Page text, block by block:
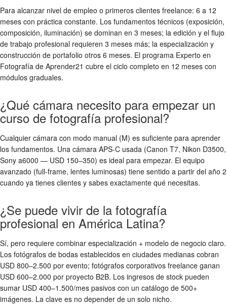
Para alcanzar nivel de empleo o primeros clientes freelance: 6 a 12
meses con práctica constante. Los fundamentos técnicos (exposición,
composición, iluminación) se dominan en 3 meses; la edición y el flujo
de trabajo profesional requieren 3 meses más; la especialización y
construcción de portafolio otros 6 meses. El programa Experto en
Fotografía de Aprender21 cubre el ciclo completo en 12 meses con
módulos graduales.
¿Qué cámara necesito para empezar un
curso de fotografía profesional?
Cualquier cámara con modo manual (M) es suficiente para aprender
los fundamentos. Una cámara APS-C usada (Canon T7, Nikon D3500,
Sony a6000 — USD 150–350) es ideal para empezar. El equipo
avanzado (full-frame, lentes luminosas) tiene sentido a partir del año 2
cuando ya tienes clientes y sabes exactamente qué necesitas.
¿Se puede vivir de la fotografía
profesional en América Latina?
Sí, pero requiere combinar especialización + modelo de negocio claro.
Los fotógrafos de bodas establecidos en ciudades medianas cobran
USD 800–2.500 por evento; fotógrafos corporativos freelance ganan
USD 600–2.000 por proyecto B2B. Los ingresos de stock pueden
sumar USD 400–1.500/mes pasivos con un catálogo de 500+
imágenes. La clave es no depender de un solo nicho.